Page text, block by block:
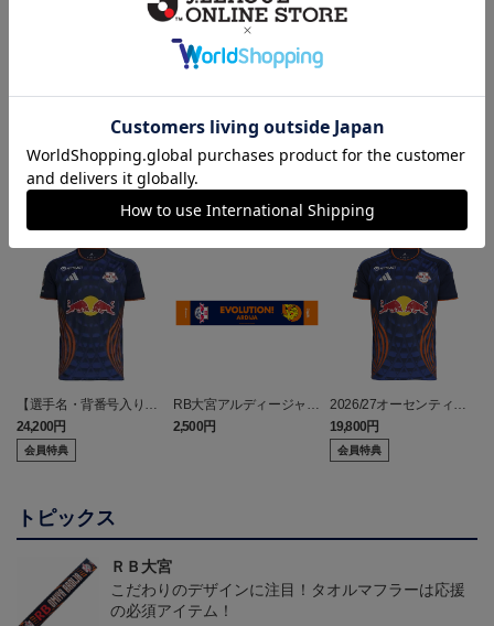
ヘルプページ
ランキング
【選手名・背番号入り】
2026/27オーセンティッ
クユニフォーム（フィー
ルド1st）
24,200円
会員特典
RB大宮アルディージャ
ピカチュウ タオルマフラ
ー
2,500円
2026/27オーセンティッ
クユニフォーム（フィー
ルド1st）
19,800円
会員特典
トピックス
ＲＢ大宮
こだわりのデザインに注目！タオルマフラーは応援
の必須アイテム！